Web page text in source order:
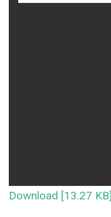
Download [13.27 KB]